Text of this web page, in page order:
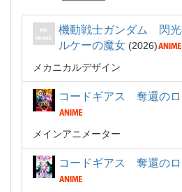
機動戦士ガンダム 閃
ルケーの魔女
2026
メカニカルデザイン
コードギアス 奪還の
メインアニメーター
コードギアス 奪還の